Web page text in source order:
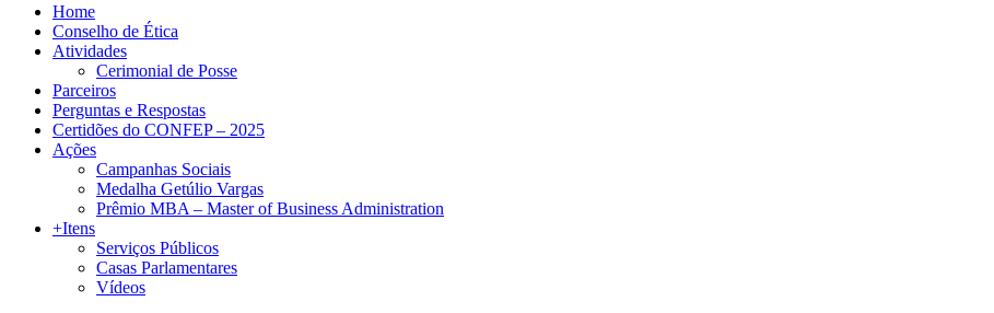
Home
Conselho de Ética
Atividades
Cerimonial de Posse
Parceiros
Perguntas e Respostas
Certidões do CONFEP – 2025
Ações
Campanhas Sociais
Medalha Getúlio Vargas
Prêmio MBA – Master of Business Administration
+Itens
Serviços Públicos
Casas Parlamentares
Vídeos